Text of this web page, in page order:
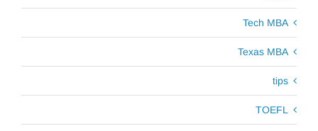
Tech MBA
Texas MBA
tips
TOEFL